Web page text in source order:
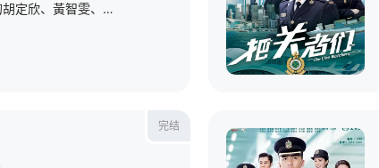
《廉政狙擊》故事講劇中的胡定欣、黃智雯、黃宗澤、吳卓羲、王浩信在小時候本來是住在同一幢唐樓的朋友，可是因為唐樓倒塌，眾人由此失散，在10多年後再相遇。
完结